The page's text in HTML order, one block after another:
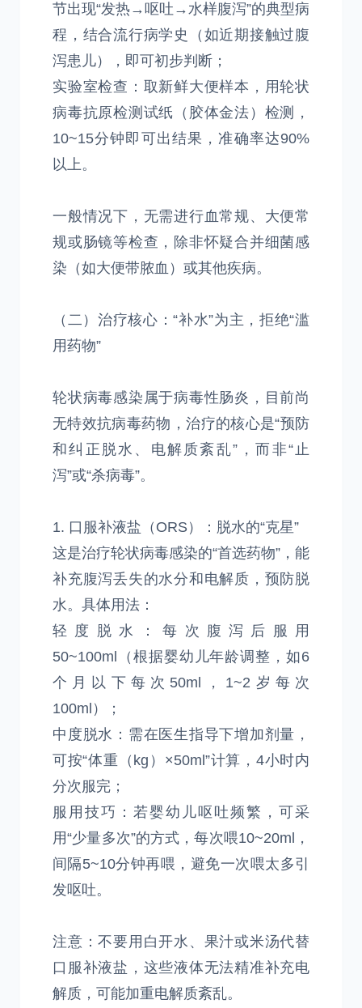
节出现“发热→呕吐→水样腹泻”的典型病
程，结合流行病学史（如近期接触过腹
泻患儿），即可初步判断；
实验室检查：取新鲜大便样本，用轮状
病毒抗原检测试纸（胶体金法）检测，
10~15分钟即可出结果，准确率达90%
以上。
一般情况下，无需进行血常规、大便常
规或肠镜等检查，除非怀疑合并细菌感
染（如大便带脓血）或其他疾病。
（二）治疗核心：“补水”为主，拒绝“滥
用药物”
轮状病毒感染属于病毒性肠炎，目前尚
无特效抗病毒药物，治疗的核心是“预防
和纠正脱水、电解质紊乱”，而非“止
泻”或“杀病毒”。
1. 口服补液盐（ORS）：脱水的“克星”
这是治疗轮状病毒感染的“首选药物”，能
补充腹泻丢失的水分和电解质，预防脱
水。具体用法：
轻度脱水：每次腹泻后服用
50~100ml（根据婴幼儿年龄调整，如6
个月以下每次50ml，1~2岁每次
100ml）；
中度脱水：需在医生指导下增加剂量，
可按“体重（kg）×50ml”计算，4小时内
分次服完；
服用技巧：若婴幼儿呕吐频繁，可采
用“少量多次”的方式，每次喂10~20ml，
间隔5~10分钟再喂，避免一次喂太多引
发呕吐。
注意：不要用白开水、果汁或米汤代替
口服补液盐，这些液体无法精准补充电
解质，可能加重电解质紊乱。